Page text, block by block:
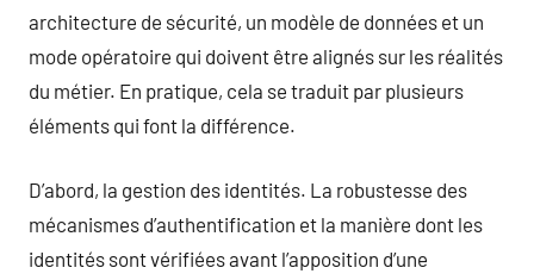
architecture de sécurité, un modèle de données et un
mode opératoire qui doivent être alignés sur les réalités
du métier. En pratique, cela se traduit par plusieurs
éléments qui font la différence.
D’abord, la gestion des identités. La robustesse des
mécanismes d’authentification et la manière dont les
identités sont vérifiées avant l’apposition d’une